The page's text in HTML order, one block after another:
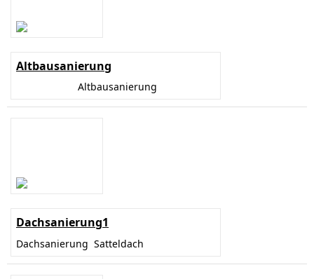
Altbausanierung
Altbausanierung
Dachsanierung1
Dachsanierung Satteldach